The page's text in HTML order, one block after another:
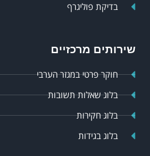
בדיקת פוליגרף
שירותים מרכזיים
חוקר פרטי במגזר הערבי
בלוג שאלות תשובות
בלוג חקירות
בלוג בגידות